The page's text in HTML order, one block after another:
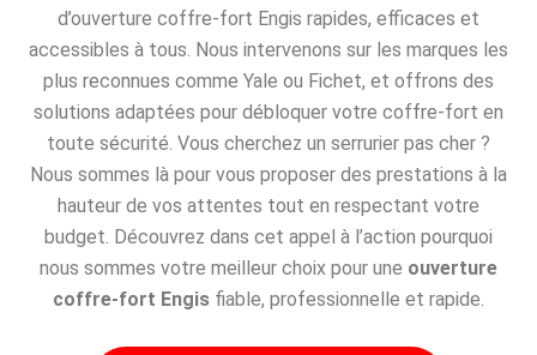
d’ouverture coffre-fort Engis rapides, efficaces et
accessibles à tous. Nous intervenons sur les marques les
plus reconnues comme Yale ou Fichet, et offrons des
solutions adaptées pour débloquer votre coffre-fort en
toute sécurité. Vous cherchez un serrurier pas cher ?
Nous sommes là pour vous proposer des prestations à la
hauteur de vos attentes tout en respectant votre
budget. Découvrez dans cet appel à l’action pourquoi
nous sommes votre meilleur choix pour une ouverture
coffre-fort Engis fiable, professionnelle et rapide.